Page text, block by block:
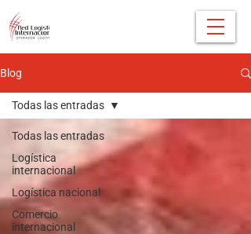
Blog
Todas las entradas
Logística
internacional
Logística nacional
Comercio
internacional
Todas las entradas